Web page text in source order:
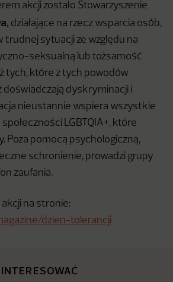
akcji zostało Stowarzyszenie
działające na rzecz wsparcia osób,
trudnej sytuacji ze względu na
seksualną lub tożsamość
tych, które z tych powodów
doświadczają dyskryminacji i
nieustannie wspiera wszystkie
LGBTQIA+, które
Poza pomocą psychologiczną,
schronienie, prowadzi grupy
zaufania.
na stronie:
dzien-tolerancji